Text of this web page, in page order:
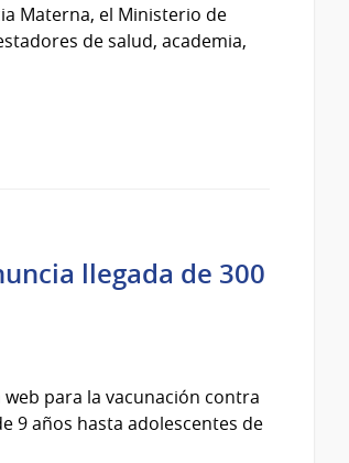
Materna, el Ministerio de
de salud, academia,
llegada de 300
para la vacunación contra
9 años hasta adolescentes de